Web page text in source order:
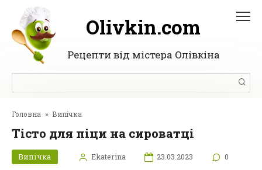
Перейти
вмісту
Olivkin.com
Рецепти від містера Олівкіна
Головна » Випічка
Тісто для піци на сироватці
Випічка Ekaterina 23.03.2023 0